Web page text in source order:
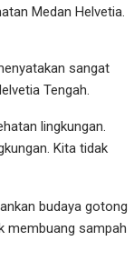
Medan Helvetia.
sangat
Tengah.
lingkungan.
Kita tidak
budaya gotong
membuang sampah